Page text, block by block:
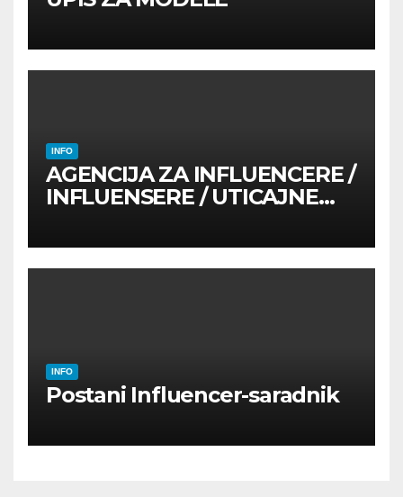
INFO
AGENCIJA ZA INFLUENCERE /
INFLUENSERE / UTICAJNE
INFO
Postani Influencer-saradnik